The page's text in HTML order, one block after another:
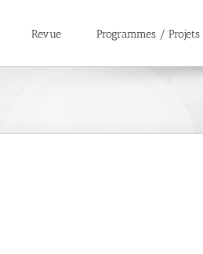
Revue Programmes / Projets